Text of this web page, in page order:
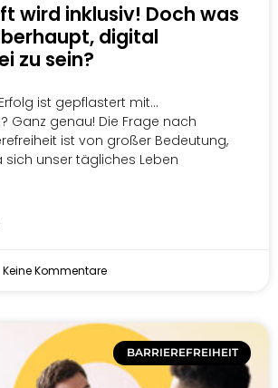
wird inklusiv! Doch was
digital
zu sein?
ist gepflastert mit…
Ganz genau! Die Frage nach
ist von großer Bedeutung,
sich unser tägliches Leben
Keine Kommentare
BARRIEREFREIHEIT